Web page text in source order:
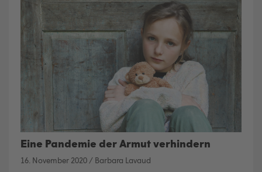
Eine Pandemie der Armut verhindern
16. November 2020 / Barbara Lavaud